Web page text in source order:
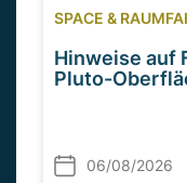
SPACE &
Hinweise auf
Pluto-
06/08/2026